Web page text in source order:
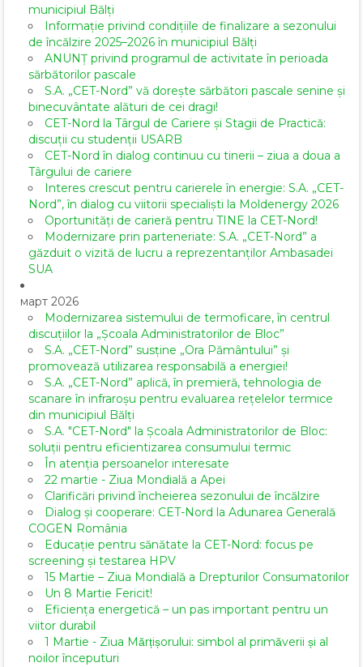
municipiul Bălți
Informație privind condițiile de finalizare a sezonului
de încălzire 2025–2026 în municipiul Bălți
ANUNȚ privind programul de activitate în perioada
sărbătorilor pascale
S.A. „CET-Nord” vă dorește sărbători pascale senine și
binecuvântate alături de cei dragi!
CET-Nord la Târgul de Cariere și Stagii de Practică:
discuții cu studenții USARB
CET-Nord în dialog continuu cu tinerii – ziua a doua a
Târgului de cariere
Interes crescut pentru carierele în energie: S.A. „CET-
Nord”, în dialog cu viitorii specialiști la Moldenergy 2026
Oportunități de carieră pentru TINE la CET-Nord!
Modernizare prin parteneriate: S.A. „CET-Nord” a
găzduit o vizită de lucru a reprezentanților Ambasadei
SUA
март 2026
Modernizarea sistemului de termoficare, în centrul
discuțiilor la „Școala Administratorilor de Bloc”
S.A. „CET-Nord” susține „Ora Pământului” și
promovează utilizarea responsabilă a energiei!
S.A. „CET-Nord” aplică, în premieră, tehnologia de
scanare în infraroșu pentru evaluarea rețelelor termice
din municipiul Bălți
S.A. "CET-Nord" la Școala Administratorilor de Bloc:
soluții pentru eficientizarea consumului termic
În atenția persoanelor interesate
22 martie - Ziua Mondială a Apei
Clarificări privind încheierea sezonului de încălzire
Dialog și cooperare: CET-Nord la Adunarea Generală
COGEN România
Educație pentru sănătate la CET-Nord: focus pe
screening și testarea HPV
15 Martie – Ziua Mondială a Drepturilor Consumatorilor
Un 8 Martie Fericit!
Eficiența energetică – un pas important pentru un
viitor durabil
1 Martie - Ziua Mărțișorului: simbol al primăverii și al
noilor începuturi